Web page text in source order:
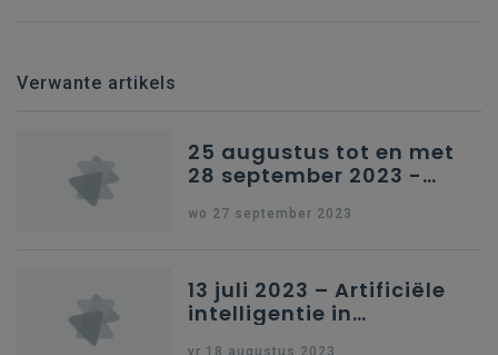
Verwante artikels
25 augustus tot en met
28 september 2023 -
wo 27 september 2023
13 juli 2023 – Artificiële
intelligentie in